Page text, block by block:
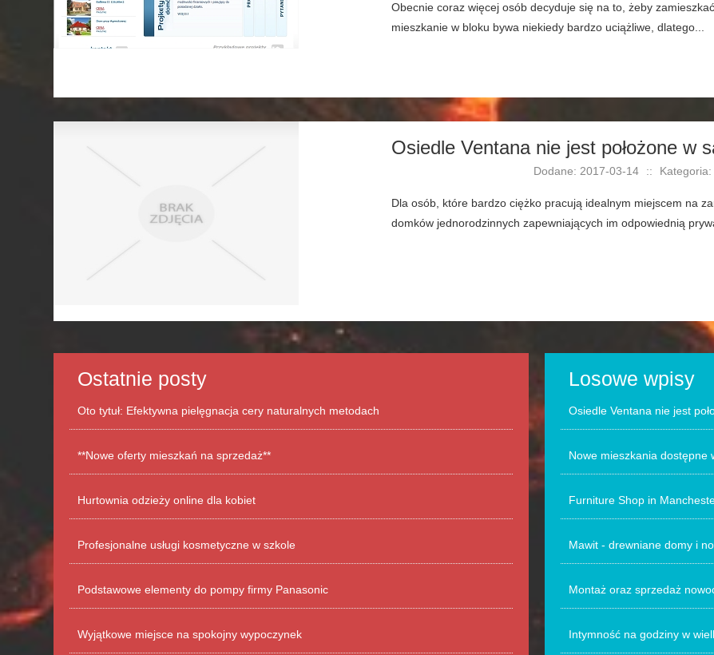
Obecnie coraz więcej osób decyduje się na to, żeby
mieszkanie w bloku bywa niekiedy bardzo uciążliwe, dlatego...
Osiedle Ventana nie jest położone w
Dodane: 2017-03-14 ::
Dla osób, które bardzo ciężko pracują idealnym miejscem na
domków jednorodzinnych zapewniających im odpowiednią
Ostatnie posty
Oto tytuł: Efektywna pielęgnacja cery naturalnych metodach
**Nowe oferty mieszkań na sprzedaż**
Hurtownia odzieży online dla kobiet
Profesjonalne usługi kosmetyczne w szkole
Podstawowe elementy do pompy firmy Panasonic
Wyjątkowe miejsce na spokojny wypoczynek
Losowe wpisy
Osiedle Ventana nie jest
Nowe mieszkania dostępne
Furniture Shop in
Mawit - drewniane domy i
Montaż oraz sprzedaż
Intymność na godziny w